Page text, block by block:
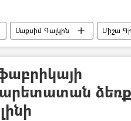
Մաքսիմ Գալկին
Միշա
երգիչ հայ